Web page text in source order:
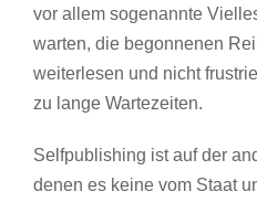
vor allem sogenannte
warten, die begonnenen
weiterlesen und nicht
zu lange Wartezeiten.
Selfpublishing ist auf der
denen es keine vom Staat